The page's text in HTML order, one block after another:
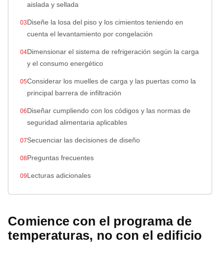
aislada y sellada
Diseñe la losa del piso y los cimientos teniendo en
cuenta el levantamiento por congelación
Dimensionar el sistema de refrigeración según la carga
y el consumo energético
Considerar los muelles de carga y las puertas como la
principal barrera de infiltración
Diseñar cumpliendo con los códigos y las normas de
seguridad alimentaria aplicables
Secuenciar las decisiones de diseño
Preguntas frecuentes
Lecturas adicionales
Comience con el programa de
temperaturas, no con el edificio